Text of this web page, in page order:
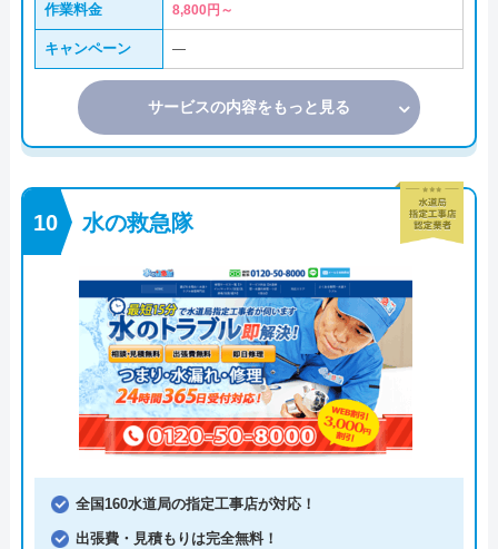
作業料金 8,800円～
キャンペーン ―
サービスの内容をもっと見る
水の救急隊
全国160水道局の指定工事店が対応！
出張費・見積もりは完全無料！